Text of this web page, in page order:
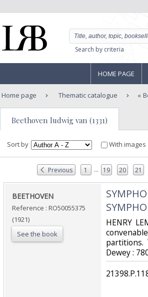
Search by criteria
HOME PAGE
Home page Thematic catalogue
Beethoven ludwig van (1331)
Sort by With images
Previous 1 ... 19 20 21
‎BEETHOVEN‎
Reference : RO50055375
(1921)
See the book
‎HENRY
partitions.
Dewey :